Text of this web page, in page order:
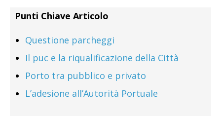
Punti Chiave Articolo
Questione parcheggi
Il puc e la riqualificazione della Città
Porto tra pubblico e privato
L’adesione all’Autorità Portuale